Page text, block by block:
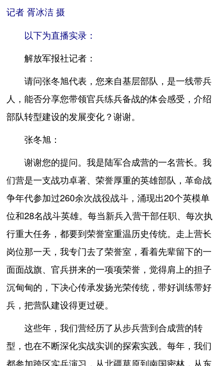
记者 胥冰洁 摄
以下为直播实录：
解放军报社记者：
请问张冬旭代表，您来自基层部队，是一线带兵
人，能否分享您带领官兵练兵备战的体会感受，介绍
部队转型建设的发展变化？谢谢。
张冬旭：
谢谢您的提问。我是陆军合成营的一名营长。我
们营是一支战功卓著、荣誉厚重的英雄部队，革命战
争年代参加过260余次战役战斗，涌现出20个英模单
位和28名战斗英雄。每当新兵入营干部任职、每次执
行重大任务，都要到荣誉室重温历史传统。走上营长
岗位那一天，我专门去了荣誉室，看着先辈留下的一
面面战旗、官兵拼来的一项项荣誉，觉得肩上的担子
沉甸甸的，下决心传承发扬光荣传统，带好训练带好
兵，把营队建设得更过硬。
这些年，我们营经历了从步兵营到合成营的转
型，也在不断深化实战实训的探索实践。每年，我们
都参加跨区实兵演习，从北疆草原到南国密林，从东